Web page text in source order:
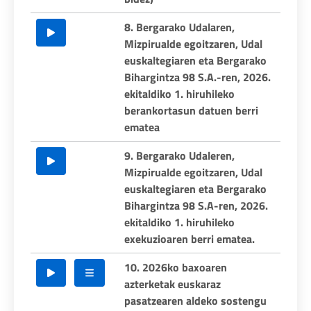
8. Bergarako Udalaren,
Mizpirualde egoitzaren, Udal
euskaltegiaren eta Bergarako
Bihargintza 98 S.A.-ren, 2026.
ekitaldiko 1. hiruhileko
berankortasun datuen berri
ematea
9. Bergarako Udaleren,
Mizpirualde egoitzaren, Udal
euskaltegiaren eta Bergarako
Bihargintza 98 S.A-ren, 2026.
ekitaldiko 1. hiruhileko
exekuzioaren berri ematea.
10. 2026ko baxoaren
azterketak euskaraz
pasatzearen aldeko sostengu